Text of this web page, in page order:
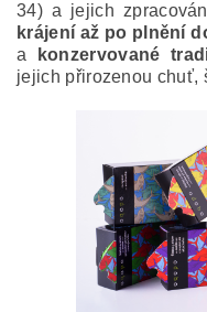
34) a jejich
krájení až po plnění
a
konzervované
jejich přirozenou chuť,